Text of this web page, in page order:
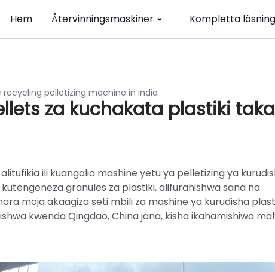
Hem Återvinningsmaskiner Kompletta
recycling pelletizing machine in India
za kuchakata plastiki taka
ili kuangalia mashine yetu ya pelletizing ya
granules za plastiki, alifurahishwa sana na
moja akaagiza seti mbili za mashine ya kurudisha
kwenda Qingdao, China jana, kisha ikahamishiwa